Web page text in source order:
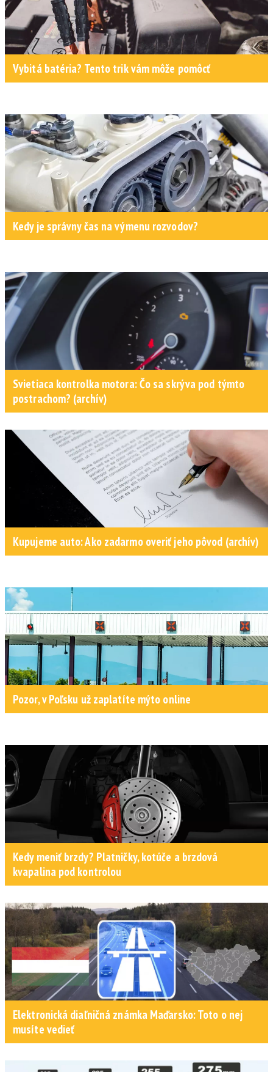
Vybitá batéria? Tento trik vám môže pomôcť
Kedy je správny čas na výmenu rozvodov?
Svietiaca kontrolka motora: Čo sa skrýva pod týmto
postrachom? (archív)
Kupujeme auto: Ako zadarmo overiť jeho pôvod (archív)
Pozor, v Poľsku už zaplatíte mýto online
Kedy meniť brzdy? Platničky, kotúče a brzdová
kvapalina pod kontrolou
Elektronická diaľničná známka Maďarsko: Toto o nej
musíte vedieť